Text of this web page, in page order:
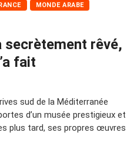
MONDE ARABE
secrètement rêvé,
fait
sud de la Méditerranée
d’un musée prestigieux et
plus tard, ses propres œuvres